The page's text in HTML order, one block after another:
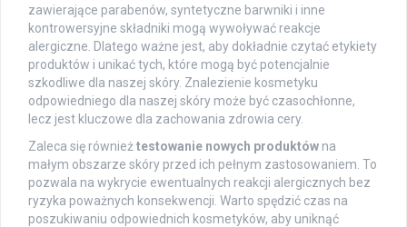
zawierające parabenów, syntetyczne barwniki i inne
kontrowersyjne składniki mogą wywoływać reakcje
alergiczne. Dlatego ważne jest, aby dokładnie czytać etykiety
produktów i unikać tych, które mogą być potencjalnie
szkodliwe dla naszej skóry. Znalezienie kosmetyku
odpowiedniego dla naszej skóry może być czasochłonne,
lecz jest kluczowe dla zachowania zdrowia cery.
Zaleca się również testowanie nowych produktów na
małym obszarze skóry przed ich pełnym zastosowaniem. To
pozwala na wykrycie ewentualnych reakcji alergicznych bez
ryzyka poważnych konsekwencji. Warto spędzić czas na
poszukiwaniu odpowiednich kosmetyków, aby uniknąć